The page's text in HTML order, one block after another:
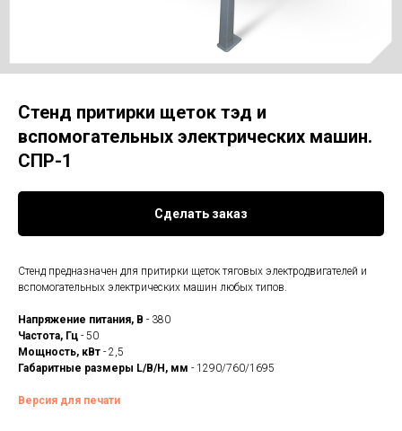
Стенд притирки щеток тэд и
вспомогательных электрических машин.
СПР-1
Сделать заказ
Стенд предназначен для притирки щеток тяговых электродвигателей и
вспомогательных электрических машин любых типов.
Напряжение питания, В - 380
Частота, Гц - 50
Мощность, кВт - 2,5
Габаритные размеры L/B/H, мм - 1290/760/1695
Версия для печати